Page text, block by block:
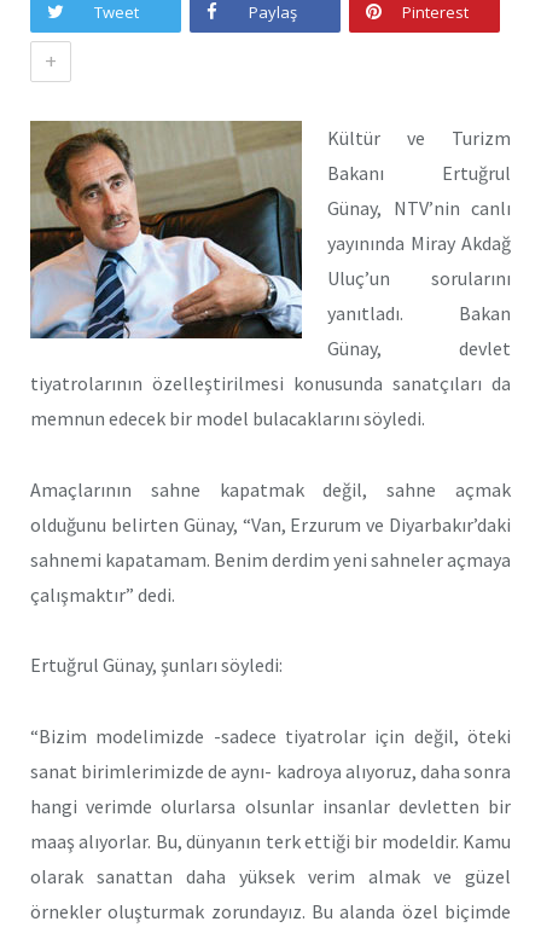
Tweet Paylaş Pinterest
+
Kültür ve Turizm
Bakanı Ertuğrul
Günay, NTV’nin canlı
yayınında Miray Akdağ
Uluç’un sorularını
yanıtladı. Bakan
Günay, devlet
tiyatrolarının özelleştirilmesi konusunda sanatçıları da
memnun edecek bir model bulacaklarını söyledi.
Amaçlarının sahne kapatmak değil, sahne açmak
olduğunu belirten Günay, “Van, Erzurum ve Diyarbakır’daki
sahnemi kapatamam. Benim derdim yeni sahneler açmaya
çalışmaktır” dedi.
Ertuğrul Günay, şunları söyledi:
“Bizim modelimizde -sadece tiyatrolar için değil, öteki
sanat birimlerimizde de aynı- kadroya alıyoruz, daha sonra
hangi verimde olurlarsa olsunlar insanlar devletten bir
maaş alıyorlar. Bu, dünyanın terk ettiği bir modeldir. Kamu
olarak sanattan daha yüksek verim almak ve güzel
örnekler oluşturmak zorundayız. Bu alanda özel biçimde